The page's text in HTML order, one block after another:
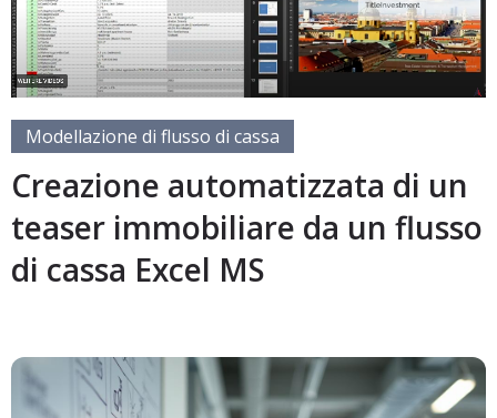
Modellazione di flusso di cassa
Creazione automatizzata di un
teaser immobiliare da un flusso
di cassa Excel MS